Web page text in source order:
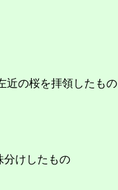
近の桜を拝領したもの
分けしたもの